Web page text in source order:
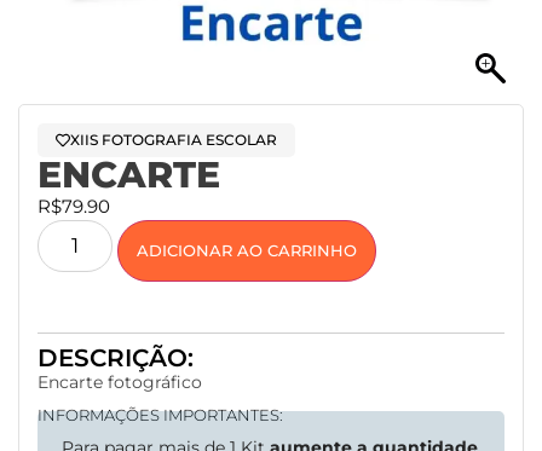
XIIS FOTOGRAFIA ESCOLAR
ENCARTE
R$79.90
ADICIONAR AO CARRINHO
DESCRIÇÃO:
Encarte fotográfico
INFORMAÇÕES IMPORTANTES: